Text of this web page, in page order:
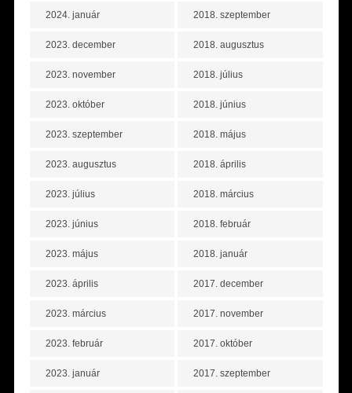
2024. január
2023. december
2023. november
2023. október
2023. szeptember
2023. augusztus
2023. július
2023. június
2023. május
2023. április
2023. március
2023. február
2023. január
2018. szeptember
2018. augusztus
2018. július
2018. június
2018. május
2018. április
2018. március
2018. február
2018. január
2017. december
2017. november
2017. október
2017. szeptember